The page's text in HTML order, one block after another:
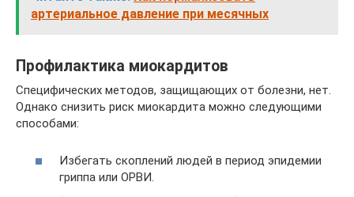
артериальное давление при месячных
Профилактика миокардитов
Специфических методов, защищающих от болезни, нет.
Однако снизить риск миокардита можно следующими
способами:
Избегать скоплений людей в период эпидемии
гриппа или ОРВИ.